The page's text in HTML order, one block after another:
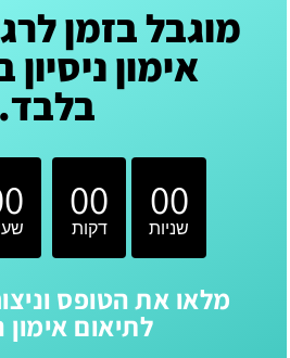
מוגבל בזמן
בלבד.
00
דקות
00
שניות
מלאו את הטופס
לתיאום אימון